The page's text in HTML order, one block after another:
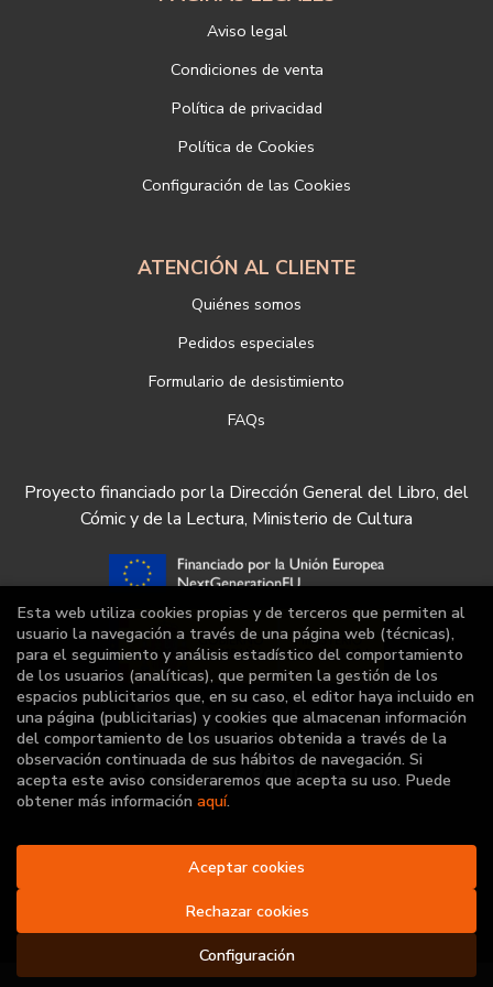
Responsable del tratamiento: LIBRERÍAS DEPORTIVAS ESTEBAN
info@libreriadeportiva.com
Si desea ampliar información sobre la política de privacidad de
https://www.libreriadeportiva.com/proteccion-de-datos
Aviso legal
Condiciones de venta
Política de privacidad
Política de Cookies
Configuración de las Cookies
ATENCIÓN AL CLIENTE
Quiénes somos
Pedidos especiales
Formulario de desistimiento
FAQs
Proyecto financiado por la Dirección General del Libro, del
Cómic y de la Lectura, Ministerio de Cultura
Librería Deportiva. Todos los Derechos
Esta web utiliza cookies propias y de terceros que permiten al
usuario la navegación a través de una página web (técnicas),
para el seguimiento y análisis estadístico del comportamiento
de los usuarios (analíticas), que permiten la gestión de los
espacios publicitarios que, en su caso, el editor haya incluido en
una página (publicitarias) y cookies que almacenan información
del comportamiento de los usuarios obtenida a través de la
observación continuada de sus hábitos de navegación. Si
acepta este aviso consideraremos que acepta su uso. Puede
obtener más información aquí.
Configuración
Rechazar cookies
Aceptar cookies